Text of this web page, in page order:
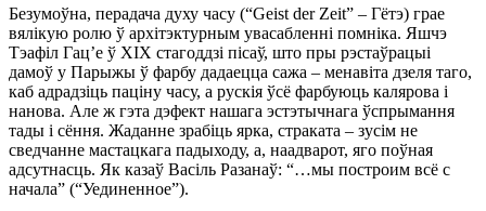
Безумоўна, перадача духу часу (“Geist der Zeit” – Гётэ) грае
вялікую ролю ў архітэктурным увасабленні помніка. Яшчэ
Тэафіл Гац’е ў ХІХ стагоддзі пісаў, што пры рэстаўрацыі
дамоў у Парыжы ў фарбу дадаецца сажа – менавіта дзеля таго,
каб адрадзіць паціну часу, а рускія ўсё фарбуюць калярова і
нанова. Але ж гэта дэфект нашага эстэтычнага ўспрымання
тады і сёння. Жаданне зрабіць ярка, страката – зусім не
сведчанне мастацкага падыходу, а, наадварот, яго поўная
адсутнасць. Як казаў Васіль Разанаў: “…мы построим всё с
начала” (“Уединенное”).